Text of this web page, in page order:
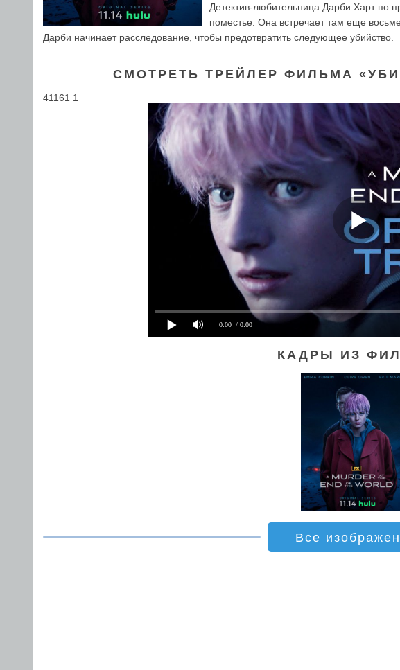
Детектив-любительница Дарби Харт по
поместье. Она встречает там еще
Дарби начинает расследование, чтобы предотвратить следующее убийство.
СМОТРЕТЬ ТРЕЙЛЕР ФИЛЬМА
41161 1
0:00 / 0:00
КАДРЫ ИЗ
Все